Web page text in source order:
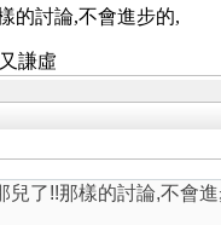
的討論,不會進步的,
謙虛
兒了!!那樣的討論,不會